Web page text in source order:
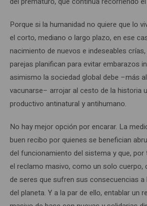
Porque si la humanidad no quiere que lo
el corto, mediano o largo plazo, en ese
nacimiento de nuevos e indeseables
parejas planifican para evitar embarazos
asimismo la sociedad global debe –más
vacunarse– arrojar al cesto de la historia
productivo antinatural y antihumano.
No hay mejor opción por encarar. La
buen recibo por quienes se benefician
del funcionamiento del sistema y que, por
el reclamo masivo, como un solo cuerpo,
de seres que sufren sus consecuencias a
del planeta. Y a la par de ello, entablar un